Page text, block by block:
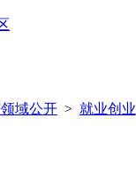
域公开 > 就业创业